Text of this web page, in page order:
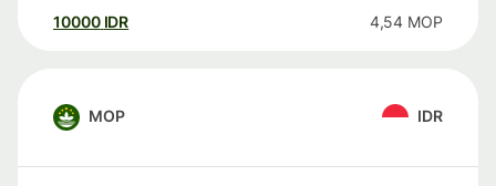
10000 IDR 4,54 MOP
MOP IDR